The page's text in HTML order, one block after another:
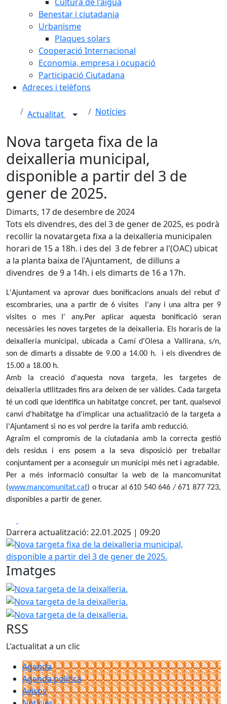
Benestar i ciutadania
Urbanisme
Plaques solars
Cooperació Internacional
Economia, empresa i ocupació
Participació Ciutadana
Adreces i telèfons
Actualitat Notícies
Nova targeta fixa de la
deixalleria municipal,
disponible a partir del 3 de
gener de 2025.
Dimarts, 17 de desembre de 2024
Tots els divendres, des del 3 de gener de 2025, es podrà
recollir la novatargeta fixa a la deixalleria municipalen
horari de 15 a 18h. i des del 3 de febrer a l'(OAC) ubicat
a la planta baixa de l'Ajuntament, de dilluns a
divendres de 9 a 14h. i els dimarts de 16 a 17h.
L'Ajuntament va aprovar dues bonificacions anuals del rebut d'
escombraries, una a partir de 6 visites l'any i una altra per 9
visites o mes l' any.Per aplicar aquesta bonificació seran
necessàries les noves targetes de la deixalleria. Els horaris de la
deixalleria municipal, ubicada a Camí d'Olesa a Vallirana, s/n,
son de dimarts a dissabte de 9.00 a 14.00 h. i els divendres de
15.00 a 18.00 h.
Amb la creació d'aquesta nova targeta, les targetes de
deixalleria utilitzades fins ara deixen de ser vàlides. Cada targeta
té un codi que identifica un habitatge concret, per tant, qualsevol
canvi d'habitatge ha d'implicar una actualització de la targeta a
l'Ajuntament si no es vol perdre la tarifa amb reducció.
Agraïm el compromís de la ciutadania amb la correcta gestió
dels residus i ens posem a la seva disposició per treballar
conjuntament per a aconseguir un municipi més net i agradable.
Per a més informació consultar la web de la mancomunitat
(www.mancomunitat.cat) o trucar al 610 540 646 / 671 877 723,
disponibles a partir de gener.
Darrera actualització: 22.01.2025 | 09:20
Nova targeta fixa de la deixalleria municipal, disponible a
Imatges
Nova targeta de la deixalleria.
RSS
L'actualitat a un clic
Agenda
Agenda política
Avisos